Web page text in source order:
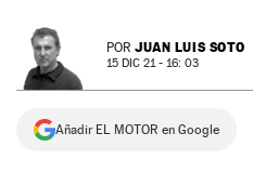
PREMIOS
SERVICIOS
POR JUAN LUIS SOTO
15 DIC 21 - 16: 03
Añadir EL MOTOR en Google